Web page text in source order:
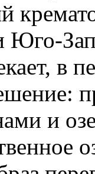
Юго-
в
и